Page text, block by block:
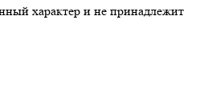
характер и не принадлежит